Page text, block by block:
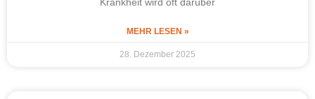
MEHR LESEN »
28. Dezember 2025